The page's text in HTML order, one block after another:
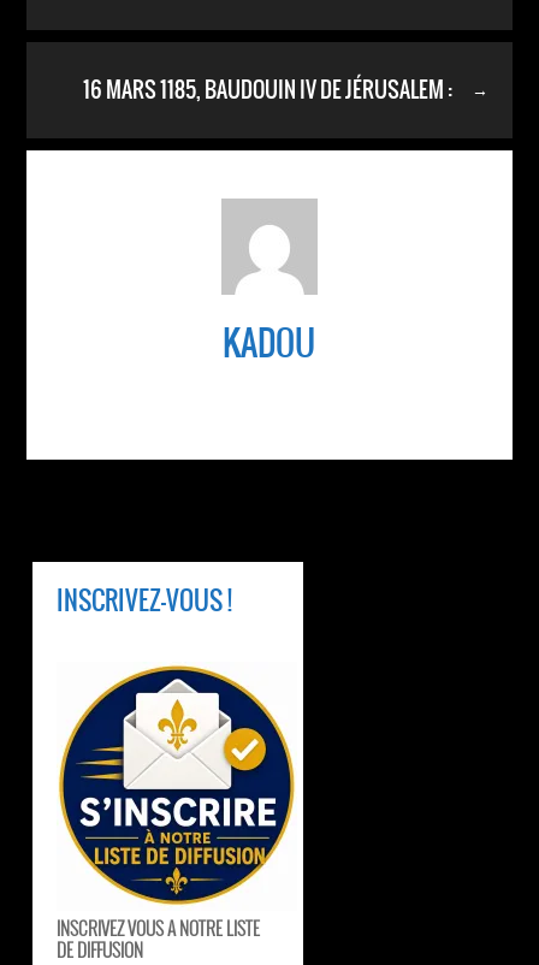
→
16 MARS 1185, BAUDOUIN IV DE JÉRUSALEM :
KADOU
INSCRIVEZ-VOUS !
INSCRIVEZ VOUS A NOTRE LISTE
DE DIFFUSION